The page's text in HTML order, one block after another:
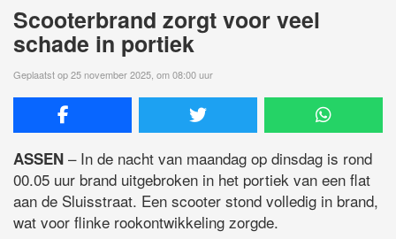
Scooterbrand zorgt voor veel
schade in portiek
Geplaatst op 25 november 2025, om 08:00 uur
ASSEN – In de nacht van maandag op dinsdag is rond
00.05 uur brand uitgebroken in het portiek van een flat
aan de Sluisstraat. Een scooter stond volledig in brand,
wat voor flinke rookontwikkeling zorgde.